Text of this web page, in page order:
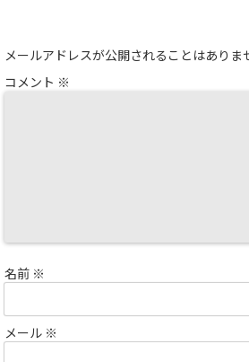
メールアドレスが公開されることはありま
コメント ※
名前 ※
メール ※